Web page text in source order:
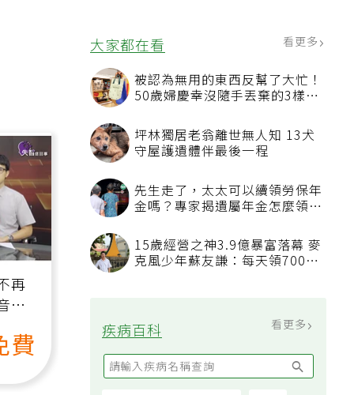
大家都在看 看更多
被認為無用的東西反幫了大忙！
50歲婦慶幸沒隨手丟棄的3樣物
坪林獨居老翁離世無人知 13犬
守屋護遺體伴最後一程
先生走了，太太可以續領勞保年
金嗎？專家揭遺屬年金怎麼領，
15歲經營之神3.9億暴富落幕 麥
克風少年蘇友謙：每天領700元
疾病百科
再
費